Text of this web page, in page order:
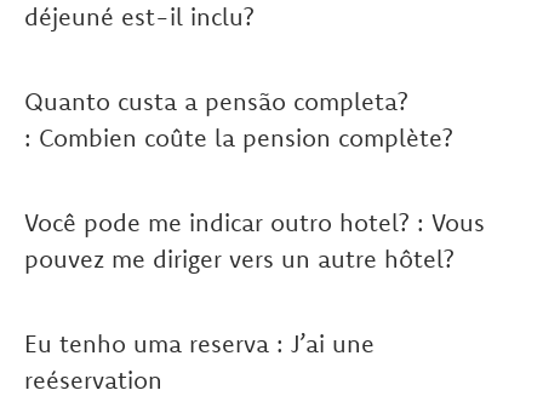
déjeuné est-il inclu?
Quanto custa a pensão completa?
: Combien coûte la pension complète?
Você pode me indicar outro hotel? : Vous
pouvez me diriger vers un autre hôtel?
Eu tenho uma reserva : J’ai une
reéservation